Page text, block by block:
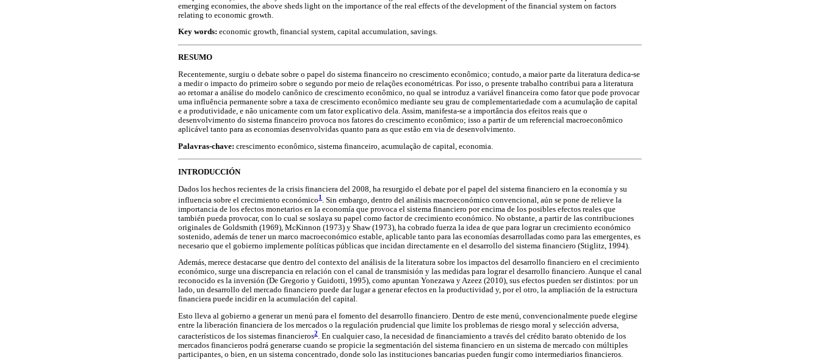
emerging economies, the above sheds light on the importance of the real effects of the development of the financial system on factors
relating to economic growth.
Key words: economic growth, financial system, capital accumulation, savings.
RESUMO
Recentemente, surgiu o debate sobre o papel do sistema financeiro no crescimento econômico; contudo, a maior parte da literatura dedica-se
a medir o impacto do primeiro sobre o segundo por meio de relações econométricas. Por isso, o presente trabalho contribui para a literatura
ao retomar a análise do modelo canônico de crescimento econômico, no qual se introduz a variável financeira como fator que pode provocar
uma influência permanente sobre a taxa de crescimento econômico mediante seu grau de complementariedade com a acumulação de capital
e a produtividade, e não unicamente com um fator explicativo dela. Assim, manifesta-se a importância dos efeitos reais que o
desenvolvimento do sistema financeiro provoca nos fatores do crescimento econômico; isso a partir de um referencial macroeconômico
aplicável tanto para as economias desenvolvidas quanto para as que estão em via de desenvolvimento.
Palavras-chave: crescimento econômico, sistema financeiro, acumulação de capital, economia.
INTRODUCCIÓN
Dados los hechos recientes de la crisis financiera del 2008, ha resurgido el debate por el papel del sistema financiero en la economía y su
influencia sobre el crecimiento económico1
. Sin embargo, dentro del análisis macroeconómico convencional, aún se pone de relieve la
importancia de los efectos monetarios en la economía que provoca el sistema financiero por encima de los posibles efectos reales que
también pueda provocar, con lo cual se soslaya su papel como factor de crecimiento económico. No obstante, a partir de las contribuciones
originales de Goldsmith (1969), McKinnon (1973) y Shaw (1973), ha cobrado fuerza la idea de que para lograr un crecimiento económico
sostenido, además de tener un marco macroeconómico estable, aplicable tanto para las economías desarrolladas como para las emergentes, es
necesario que el gobierno implemente políticas públicas que incidan directamente en el desarrollo del sistema financiero (Stiglitz, 1994).
Además, merece destacarse que dentro del contexto del análisis de la literatura sobre los impactos del desarrollo financiero en el crecimiento
económico, surge una discrepancia en relación con el canal de transmisión y las medidas para lograr el desarrollo financiero. Aunque el canal
reconocido es la inversión (De Gregorio y Guidotti, 1995), como apuntan Yonezawa y Azeez (2010), sus efectos pueden ser distintos: por un
lado, un desarrollo del mercado financiero puede dar lugar a generar efectos en la productividad y, por el otro, la ampliación de la estructura
financiera puede incidir en la acumulación del capital.
Esto lleva al gobierno a generar un menú para el fomento del desarrollo financiero. Dentro de este menú, convencionalmente puede elegirse
entre la liberación financiera de los mercados o la regulación prudencial que limite los problemas de riesgo moral y selección adversa,
característicos de los sistemas financieros2. En cualquier caso, la necesidad de financiamiento a través del crédito barato obtenido de los
mercados financieros podrá generarse cuando se propicie la segmentación del sistema financiero en un sistema de mercado con múltiples
participantes, o bien, en un sistema concentrado, donde solo las instituciones bancarias pueden fungir como intermediarios financieros.